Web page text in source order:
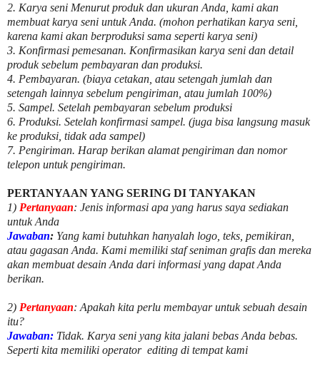
2. Karya seni Menurut produk dan ukuran Anda, kami akan
membuat karya seni untuk Anda. (mohon perhatikan karya seni,
karena kami akan berproduksi sama seperti karya seni)
3. Konfirmasi pemesanan. Konfirmasikan karya seni dan detail
produk sebelum pembayaran dan produksi.
4. Pembayaran. (biaya cetakan, atau setengah jumlah dan
setengah lainnya sebelum pengiriman, atau jumlah 100%)
5. Sampel. Setelah pembayaran sebelum produksi
6. Produksi. Setelah konfirmasi sampel. (juga bisa langsung masuk
ke produksi, tidak ada sampel)
7. Pengiriman. Harap berikan alamat pengiriman dan nomor
telepon untuk pengiriman.
PERTANYAAN YANG SERING DI TANYAKAN
1) Pertanyaan: Jenis informasi apa yang harus saya sediakan
untuk Anda
Jawaban: Yang kami butuhkan hanyalah logo, teks, pemikiran,
atau gagasan Anda. Kami memiliki staf seniman grafis dan mereka
akan membuat desain Anda dari informasi yang dapat Anda
berikan.
2) Pertanyaan: Apakah kita perlu membayar untuksebuah desain
itu?
Jawaban: Tidak. Karya seni yang kita jalani bebas Anda bebas.
Seperti kita memiliki operator editing di tempat kami